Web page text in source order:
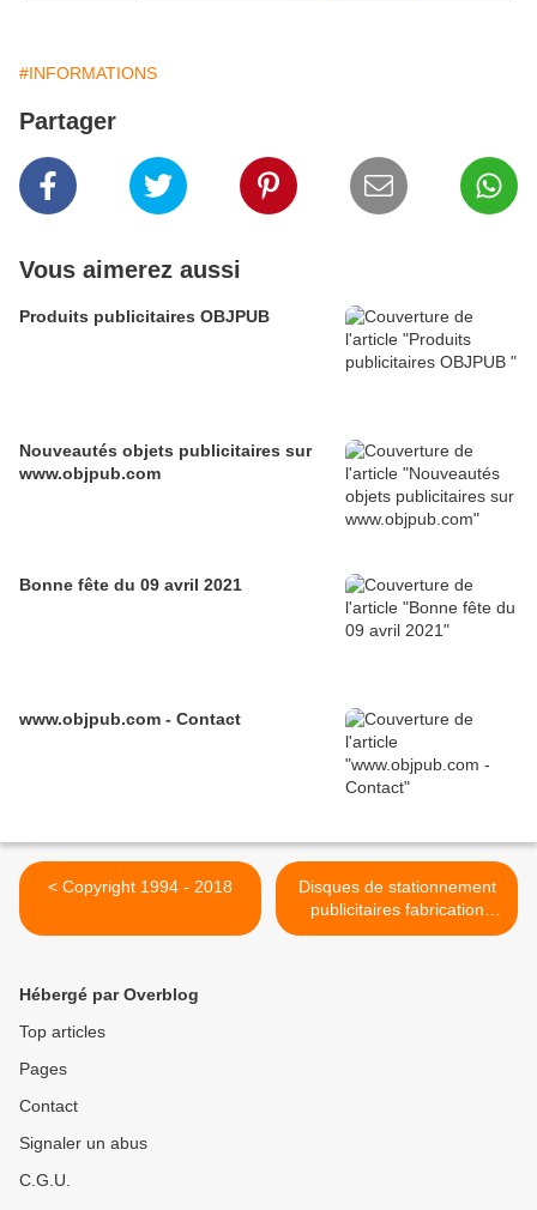
#INFORMATIONS
Partager
Vous aimerez aussi
Produits publicitaires OBJPUB
Nouveautés objets publicitaires sur
www.objpub.com
Bonne fête du 09 avril 2021
www.objpub.com - Contact
< Copyright 1994 - 2018
Disques de stationnement
publicitaires fabrication
Française >
Hébergé par Overblog
Top articles
Pages
Contact
Signaler un abus
C.G.U.